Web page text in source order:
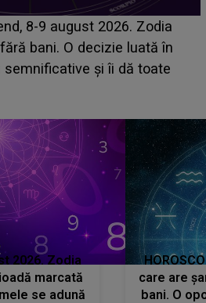
DETALIU ASCUNS până
concurentul din Casa Iubirii
despre mama
eu nu te iubesc pentru
2026. Zodia
marcată
se adună
care are
bani. O